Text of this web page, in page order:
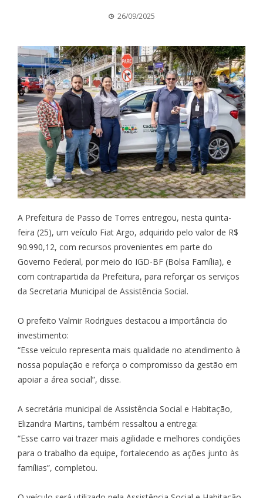
26/09/2025
A Prefeitura de Passo de Torres entregou, nesta quinta-
feira (25), um veículo Fiat Argo, adquirido pelo valor de R$
90.990,12, com recursos provenientes em parte do
Governo Federal, por meio do IGD-BF (Bolsa Família), e
com contrapartida da Prefeitura, para reforçar os serviços
da Secretaria Municipal de Assistência Social.
O prefeito Valmir Rodrigues destacou a importância do
investimento:
“Esse veículo representa mais qualidade no atendimento à
nossa população e reforça o compromisso da gestão em
apoiar a área social”, disse.
A secretária municipal de Assistência Social e Habitação,
Elizandra Martins, também ressaltou a entrega:
“Esse carro vai trazer mais agilidade e melhores condições
para o trabalho da equipe, fortalecendo as ações junto às
famílias”, completou.